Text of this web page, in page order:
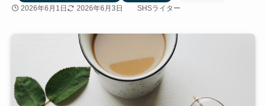
2026年6月1日 2026年6月3日 SHSライター